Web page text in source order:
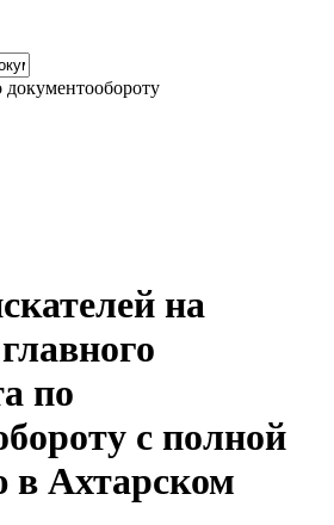
на
по
с полной
в Ахтарском